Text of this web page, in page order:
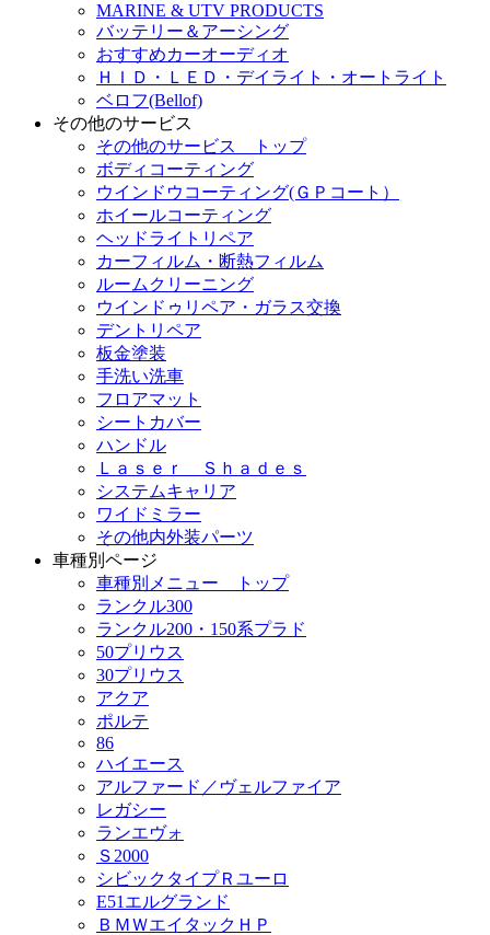
MARINE & UTV PRODUCTS
バッテリー＆アーシング
おすすめカーオーディオ
ＨＩＤ・ＬＥＤ・デイライト・オートライト
ベロフ(Bellof)
その他のサービス
その他のサービス トップ
ボディコーティング
ウインドウコーティング(ＧＰコート）
ホイールコーティング
ヘッドライトリペア
カーフィルム・断熱フィルム
ルームクリーニング
ウインドゥリペア・ガラス交換
デントリペア
板金塗装
手洗い洗車
フロアマット
シートカバー
ハンドル
Ｌａｓｅｒ Ｓｈａｄｅｓ
システムキャリア
ワイドミラー
その他内外装パーツ
車種別ページ
車種別メニュー トップ
ランクル300
ランクル200・150系プラド
50プリウス
30プリウス
アクア
ポルテ
86
ハイエース
アルファード／ヴェルファイア
レガシー
ランエヴォ
Ｓ2000
シビックタイプＲユーロ
E51エルグランド
ＢＭＷエイタックＨＰ